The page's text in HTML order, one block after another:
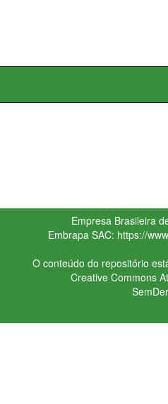
Empresa Brasileira
Embrapa SAC: https://
O conteúdo do repositório
Creative Commons